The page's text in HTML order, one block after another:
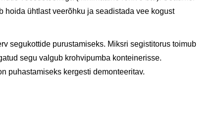
hoida ühtlast veerõhku ja seadistada vee kogust
segukottide purustamiseks. Miksri segistitorus toimub
segu valgub krohvipumba konteinerisse.
puhastamiseks kergesti demonteeritav.